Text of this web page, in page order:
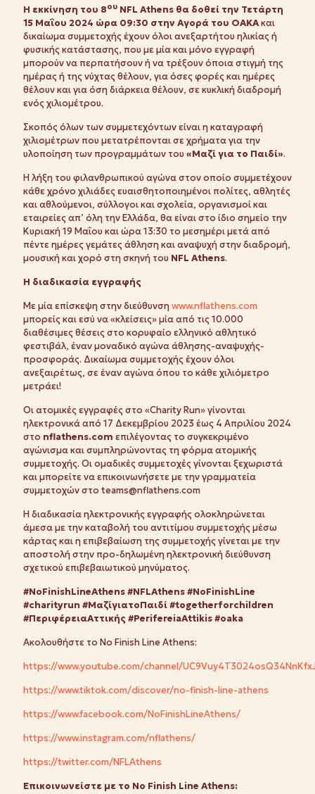
Η εκκίνηση του 8ου NFL Athens θα δοθεί την Τετάρτη
15 Μαΐου 2024 ώρα 09:30 στην Αγορά του ΟΑΚΑκαι
δικαίωμα συμμετοχής έχουν όλοι ανεξαρτήτου ηλικίας ή
φυσικής κατάστασης, που με μία και μόνο εγγραφή
μπορούν να περπατήσουν ή να τρέξουν όποια στιγμή της
ημέρας ή της νύχτας θέλουν, για όσες φορές και ημέρες
θέλουν και για όση διάρκεια θέλουν, σε κυκλική διαδρομή
ενός χιλιομέτρου.
Σκοπός όλων των συμμετεχόντων είναι η καταγραφή
χιλιομέτρων που μετατρέπονται σε χρήματα για την
υλοποίηση των προγραμμάτων του «Μαζί για το Παιδί».
Η λήξη του φιλανθρωπικού αγώνα στον οποίο συμμετέχουν
κάθε χρόνο χιλιάδες ευαισθητοποιημένοι πολίτες, αθλητές
και αθλούμενοι, σύλλογοι και σχολεία, οργανισμοί και
εταιρείες απ’ όλη την Ελλάδα, θα είναι στο ίδιο σημείο την
Κυριακή 19 Μαΐου και ώρα 13:30 το μεσημέρι μετά από
πέντε ημέρες γεμάτες άθληση και αναψυχή στην διαδρομή,
μουσική και χορό στη σκηνή του NFL Athens.
Η διαδικασία εγγραφής
Με μία επίσκεψη στην διεύθυνσηwww.nflathens.com
μπορείς και εσύ να «κλείσεις» μία από τις 10.000
διαθέσιμες θέσεις στο κορυφαίο ελληνικό αθλητικό
φεστιβάλ, έναν μοναδικό αγώνα άθλησης-αναψυχής-
προσφοράς. Δικαίωμα συμμετοχής έχουν όλοι
ανεξαιρέτως, σε έναν αγώνα όπου το κάθε χιλιόμετρο
μετράει!
Οι ατομικές εγγραφές στο «Charity Run» γίνονται
ηλεκτρονικά από 17 Δεκεμβρίου 2023 έως 4 Απριλίου 2024
στο nflathens.com επιλέγοντας το συγκεκριμένο
αγώνισμα και συμπληρώνοντας τη φόρμα ατομικής
συμμετοχής. Οι ομαδικές συμμετοχές γίνονται ξεχωριστά
και μπορείτε να επικοινωνήσετε με την γραμματεία
συμμετοχών στο teams@nflathens.com
Η διαδικασία ηλεκτρονικής εγγραφής ολοκληρώνεται
άμεσα με την καταβολή του αντιτίμου συμμετοχής μέσω
κάρτας και η επιβεβαίωση της συμμετοχής γίνεται με την
αποστολή στην προ-δηλωμένη ηλεκτρονική διεύθυνση
σχετικού επιβεβαιωτικού μηνύματος.
#NoFinishLineAthens #NFLAthens #NoFinishLine
#charityrun #ΜαζίγιατοΠαιδί #togetherforchildren
#ΠεριφέρειαΑττικής #PerifereiaAttikis #oaka
Ακολουθήστε το No Finish Line Athens:
https://www.youtube.com/channel/
https://www.tiktok.com/discover/no-finish-line-athens
https://www.facebook.com/NoFinishLineAthens/
https://www.instagram.com/nflathens/
https://twitter.com/NFLAthens
Επικοινωνείστε με το No Finish Line Athens: